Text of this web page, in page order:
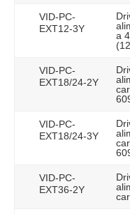
VID-PC-
EXT12-3Y
a
VID-PC-
EXT18/24-2Y
VID-PC-
EXT18/24-3Y
VID-PC-
EXT36-2Y